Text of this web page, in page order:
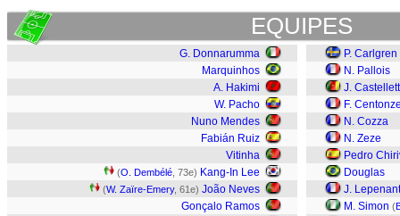
EQUIPES
G. Donnarumma
Marquinhos
A. Hakimi
W. Pacho
Nuno Mendes
Fabián Ruiz
Vitinha
(O. Dembélé , 73e) Kang-In Lee
(W. Zaïre-Emery, 61e) João Neves
Gonçalo Ramos
P. Carlgren
N. Pallois
J.
F.
N. Cozza
N. Zeze
Pedro
Douglas
J. Lepenant
M. Simon (